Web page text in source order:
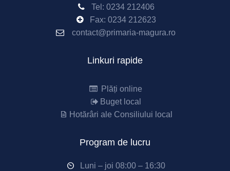
Tel: 0234 212406
Fax: 0234 212623
contact@primaria-magura.ro
Linkuri rapide
Plăți online
Buget local
Hotărâri ale Consiliului local
Program de lucru
Luni – joi 08:00 – 16:30